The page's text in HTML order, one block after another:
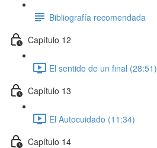
Bibliografía recomendada
Capítulo 12
El sentido de un final (28:51)
Capítulo 13
El Autocuidado (11:34)
Capítulo 14